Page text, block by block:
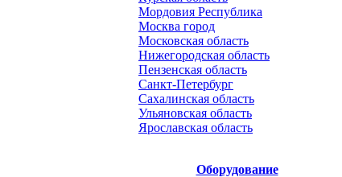
Мордовия Республика
Москва город
Московская область
Нижегородская область
Пензенская область
Санкт-Петербург
Сахалинская область
Ульяновская область
Ярославская область
Оборудование